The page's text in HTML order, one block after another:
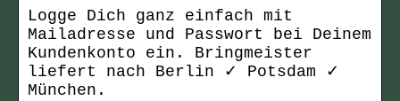
Logge Dich ganz einfach mit
Mailadresse und Passwort bei Deinem
Kundenkonto ein. Bringmeister
liefert nach Berlin ✓ Potsdam ✓
München.